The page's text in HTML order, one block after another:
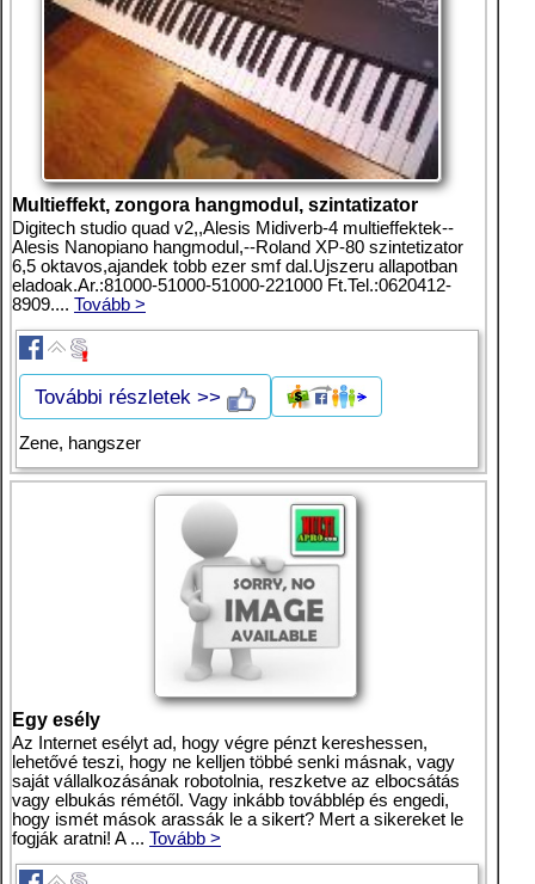
Multieffekt, zongora hangmodul, szintatizator
Digitech studio quad v2,,Alesis Midiverb-4 multieffektek--
Alesis Nanopiano hangmodul,--Roland XP-80 szintetizator
6,5 oktavos,ajandek tobb ezer smf dal.Ujszeru allapotban
eladoak.Ar.:81000-51000-51000-221000 Ft.Tel.:0620412-
8909.... Tovább >
További részletek >>
Zene, hangszer
Egy esély
Az Internet esélyt ad, hogy végre pénzt kereshessen,
lehetővé teszi, hogy ne kelljen többé senki másnak, vagy
saját vállalkozásának robotolnia, reszketve az elbocsátás
vagy elbukás rémétől. Vagy inkább továbblép és engedi,
hogy ismét mások arassák le a sikert? Mert a sikereket le
fogják aratni! A ... Tovább >